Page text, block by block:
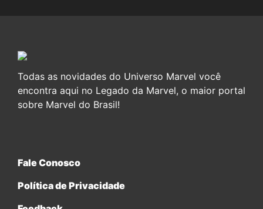
Todas as novidades do Universo Marvel você
encontra aqui no Legado da Marvel, o maior portal
sobre Marvel do Brasil!
Fale Conosco
Política de Privacidade